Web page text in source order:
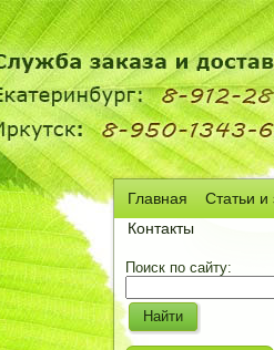
Главная Статьи и
Контакты
Поиск по сайту: